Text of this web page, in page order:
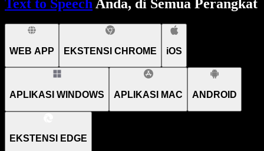
Text to SpeechAnda, di Semua Perangkat
WEB APP EKSTENSI CHROME iOS
APLIKASI WINDOWS APLIKASI MAC ANDROID
EKSTENSI EDGE